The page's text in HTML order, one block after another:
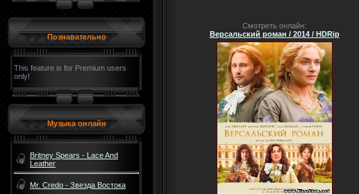
Познавательно
This feature is for Premium users
only!
Музыка онлайн
Britney Spears - Lace And
Leather
Mr. Credo - Звезда Востока
Смотреть онлайн:
Версальский роман / 2014 / HDRip